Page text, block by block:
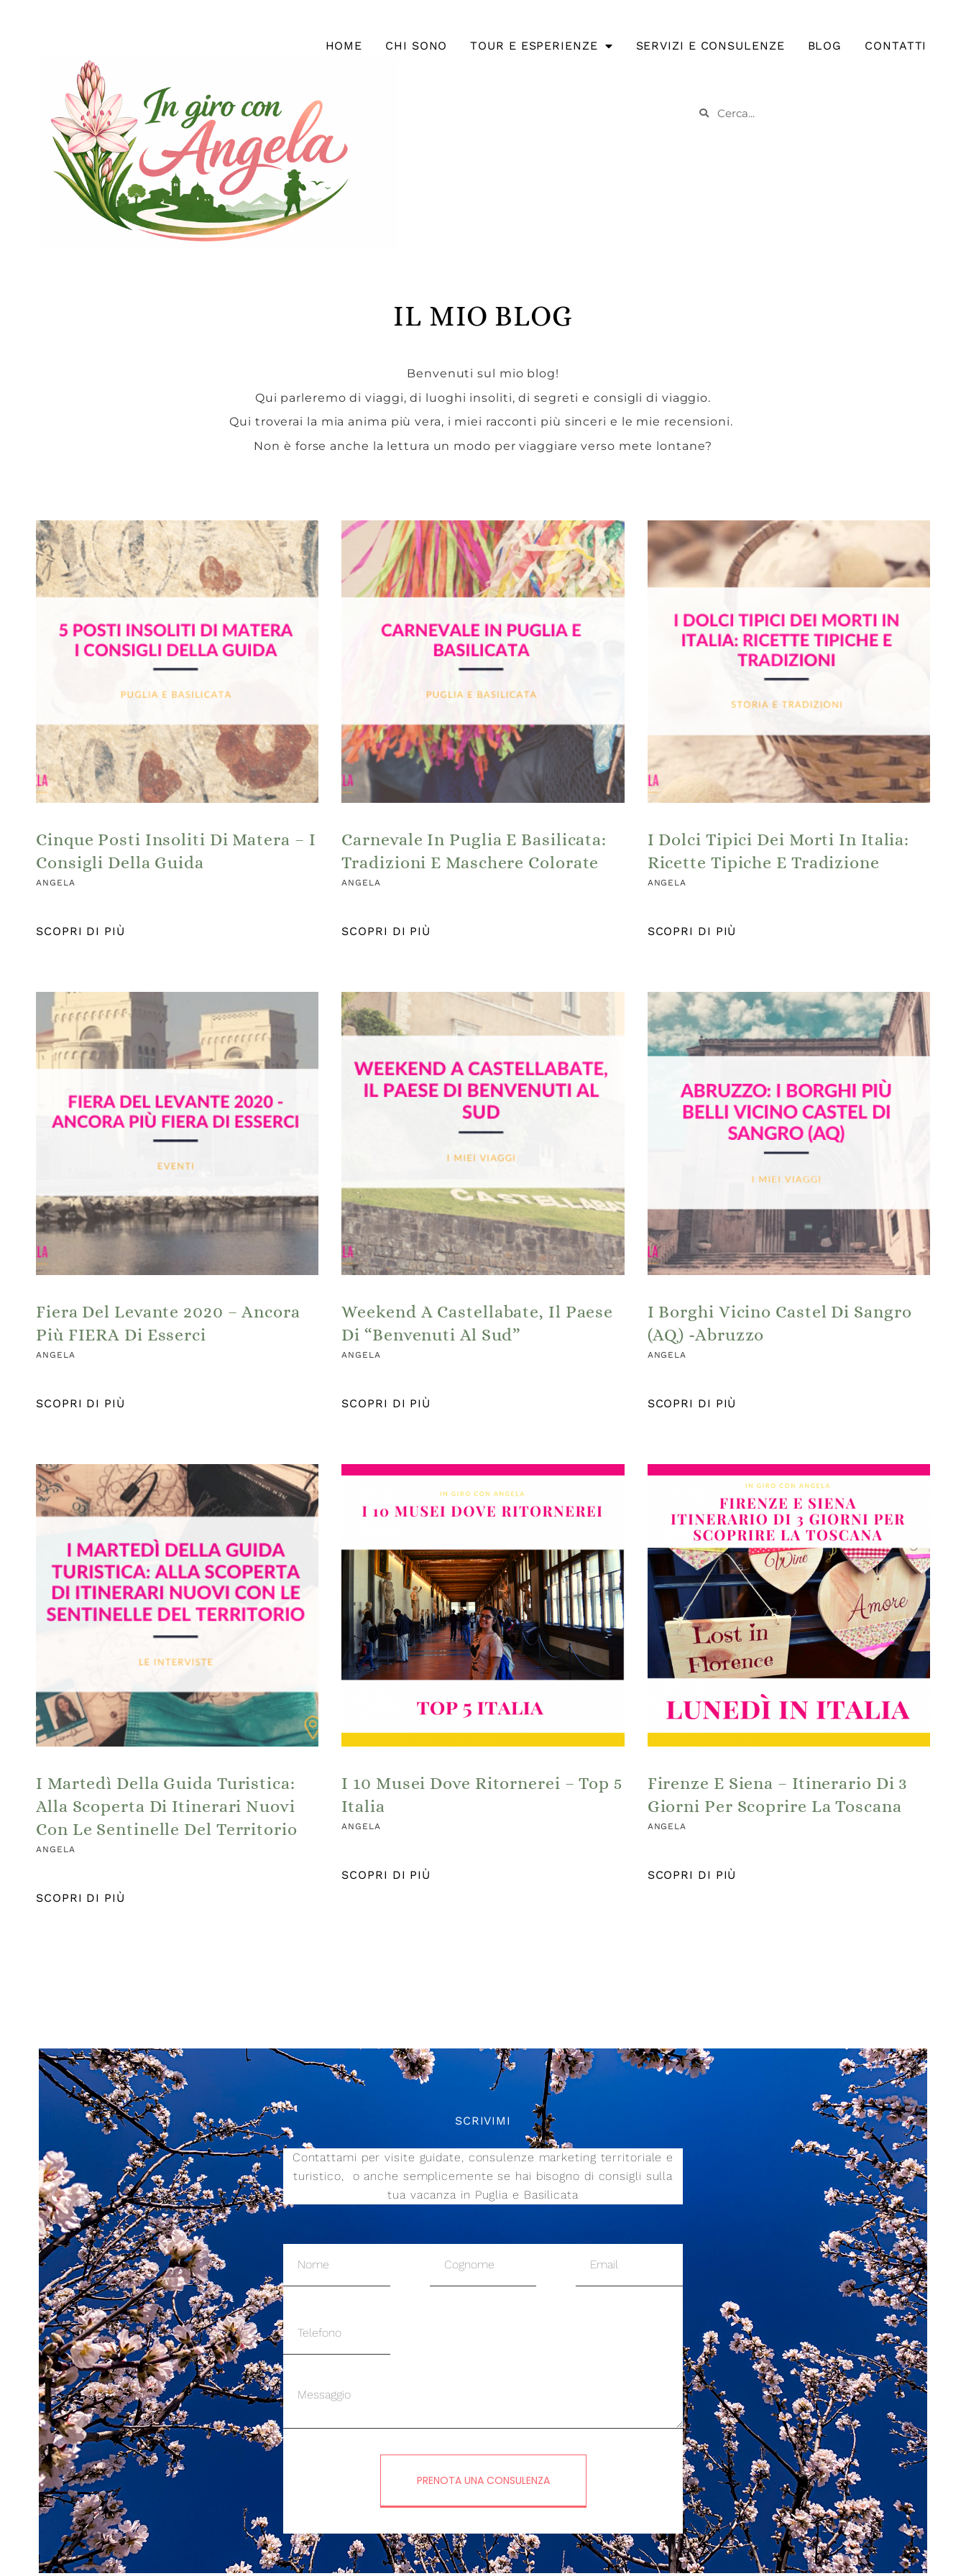
HOME CHI SONO TOUR E ESPERIENZE SERVIZI E CONSULENZE BLOG CONTATTI
IL MIO BLOG
Benvenuti sul mio blog!
Qui parleremo di viaggi, di luoghi insoliti, di segreti e consigli di viaggio.
Qui troverai la mia anima più vera, i miei racconti più sinceri e le mie recensioni.
Non è forse anche la lettura un modo per viaggiare verso mete lontane?
Cinque Posti Insoliti Di Matera – I
Consigli Della Guida
ANGELA
SCOPRI DI PIÙ
Carnevale In Puglia E Basilicata:
Tradizioni E Maschere Colorate
ANGELA
SCOPRI DI PIÙ
I Dolci Tipici Dei Morti In Italia:
Ricette Tipiche E Tradizione
ANGELA
SCOPRI DI PIÙ
Fiera Del Levante 2020 – Ancora
Più FIERA Di Esserci
ANGELA
SCOPRI DI PIÙ
Weekend A Castellabate, Il Paese
Di “Benvenuti Al Sud”
ANGELA
SCOPRI DI PIÙ
I Borghi Vicino Castel Di Sangro
(AQ) -Abruzzo
ANGELA
SCOPRI DI PIÙ
I Martedì Della Guida Turistica:
Alla Scoperta Di Itinerari Nuovi
Con Le Sentinelle Del Territorio
ANGELA
SCOPRI DI PIÙ
I 10 Musei Dove Ritornerei – Top 5
Italia
ANGELA
SCOPRI DI PIÙ
Firenze E Siena – Itinerario Di 3
Giorni Per Scoprire La Toscana
ANGELA
SCOPRI DI PIÙ
SCRIVIMI
Contattami per visite guidate, consulenze marketing territoriale e
turistico, o anche semplicemente se hai bisogno di consigli sulla
tua vacanza in Puglia e Basilicata
PRENOTA UNA CONSULENZA